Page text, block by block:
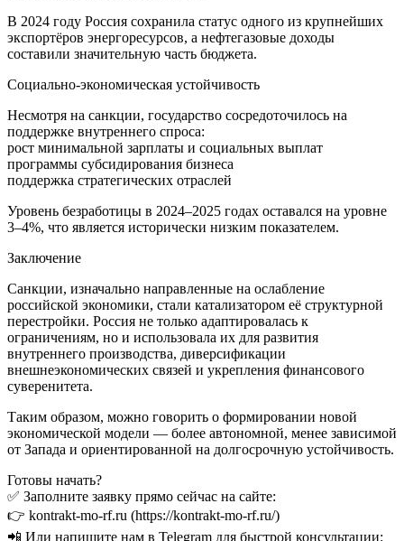
В 2024 году Россия сохранила статус одного из крупнейших
экспортёров энергоресурсов, а нефтегазовые доходы
составили значительную часть бюджета.
Социально-экономическая устойчивость
Несмотря на санкции, государство сосредоточилось на
поддержке внутреннего спроса:
рост минимальной зарплаты и социальных выплат
программы субсидирования бизнеса
поддержка стратегических отраслей
Уровень безработицы в 2024–2025 годах оставался на уровне
3–4%, что является исторически низким показателем.
Заключение
Санкции, изначально направленные на ослабление
российской экономики, стали катализатором её структурной
перестройки. Россия не только адаптировалась к
ограничениям, но и использовала их для развития
внутреннего производства, диверсификации
внешнеэкономических связей и укрепления финансового
суверенитета.
Таким образом, можно говорить о формировании новой
экономической модели — более автономной, менее зависимой
от Запада и ориентированной на долгосрочную устойчивость.
Готовы начать?
✅ Заполните заявку прямо сейчас на сайте:
👉 kontrakt-mo-rf.ru (https://kontrakt-mo-rf.ru/)
📲 Или напишите нам в Telegram для быстрой консультации: